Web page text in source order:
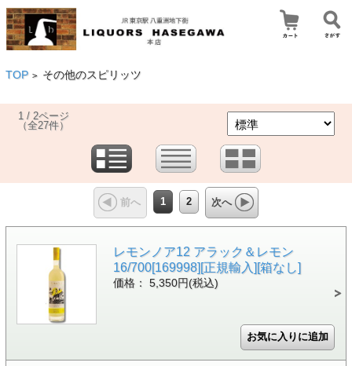
TOP > その他のスピリッツ
1 / 2ページ
（全27件）
前へ 1 2 次へ
レモンノア12 アラック＆レモン
16/700[169998][正規輸入][箱なし]
価格： 5,350円(税込)